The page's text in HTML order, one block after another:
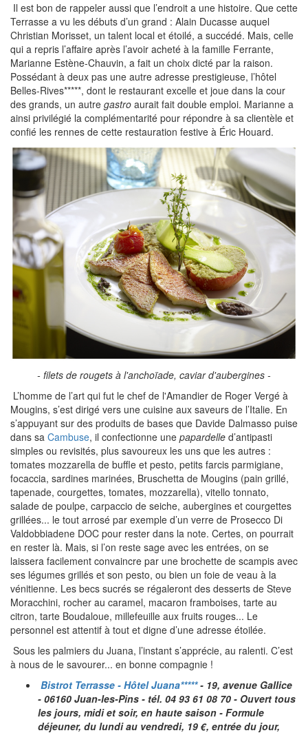
Il est bon de rappeler aussi que l’endroit a une histoire. Que cette
Terrasse a vu les débuts d’un grand : Alain Ducasse auquel
Christian Morisset, un talent local et étoilé, a succédé. Mais, celle
qui a repris l’affaire après l’avoir acheté à la famille Ferrante,
Marianne Estène-Chauvin, a fait un choix dicté par la raison.
Possédant à deux pas une autre adresse prestigieuse, l’hôtel
Belles-Rives*****, dont le restaurant excelle et joue dans la cour
des grands, un autre gastro aurait fait double emploi. Marianne a
ainsi privilégié la complémentarité pour répondre à sa clientèle et
confié les rennes de cette restauration festive à Éric Houard.
- filets de rougets à l'anchoïade, caviar d'aubergines -
L’homme de l’art qui fut le chef de l'Amandier de Roger Vergé à
Mougins, s’est dirigé vers une cuisine aux saveurs de l’Italie. En
s’appuyant sur des produits de bases que Davide Dalmasso puise
dans sa Cambuse, il confectionne une papardelle d’antipasti
simples ou revisités, plus savoureux les uns que les autres :
tomates mozzarella de buffle et pesto, petits farcis parmigiane,
focaccia, sardines marinées, Bruschetta de Mougins (pain grillé,
tapenade, courgettes, tomates, mozzarella), vitello tonnato,
salade de poulpe, carpaccio de seiche, aubergines et courgettes
grillées... le tout arrosé par exemple d’un verre de Prosecco Di
Valdobbiadene DOC pour rester dans la note. Certes, on pourrait
en rester là. Mais, si l’on reste sage avec les entrées, on se
laissera facilement convaincre par une brochette de scampis avec
ses légumes grillés et son pesto, ou bien un foie de veau à la
vénitienne. Les becs sucrés se régaleront des desserts de Steve
Moracchini, rocher au caramel, macaron framboises, tarte au
citron, tarte Boudaloue, millefeuille aux fruits rouges... Le
personnel est attentif à tout et digne d’une adresse étoilée.
Sous les palmiers du Juana, l’instant s’apprécie, au ralenti. C’est
à nous de le savourer... en bonne compagnie !
Bistrot Terrasse - Hôtel Juana*****- 19, avenue Gallice
- 06160 Juan-les-Pins - tél. 04 93 61 08 70 - Ouvert tous
les jours, midi et soir, en haute saison - Formule
déjeuner, du lundi au vendredi, 19 €, entrée du jour,